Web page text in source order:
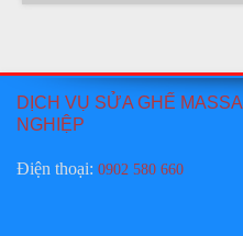
Sửa ghế massage
DỊCH VỤ SỬA GHẾ
NGHIỆP
Điện thoại: 0902 580 660